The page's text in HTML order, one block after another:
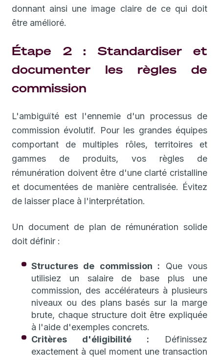
donnant ainsi une image claire de ce qui doit
être amélioré.
Étape 2 : Standardiser et
documenter les règles de
commission
L'ambiguïté est l'ennemie d'un processus de
commission évolutif. Pour les grandes équipes
comportant de multiples rôles, territoires et
gammes de produits, vos règles de
rémunération doivent être d'une clarté cristalline
et documentées de manière centralisée. Évitez
de laisser place à l'interprétation.
Un document de plan de rémunération solide
doit définir :
Structures de commission : Que vous
utilisiez un salaire de base plus une
commission, des accélérateurs à plusieurs
niveaux ou des plans basés sur la marge
brute, chaque structure doit être expliquée
à l'aide d'exemples concrets.
Critères d'éligibilité : Définissez
exactement à quel moment une transaction